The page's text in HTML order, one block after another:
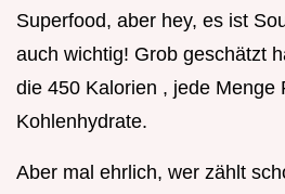
Superfood, aber hey, es ist
auch wichtig! Grob geschätzt
die 450 Kalorien , jede Menge
Kohlenhydrate.
Aber mal ehrlich, wer zählt